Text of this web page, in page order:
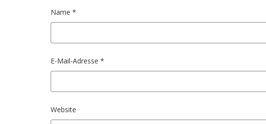
Name *
E-Mail-Adresse *
Website